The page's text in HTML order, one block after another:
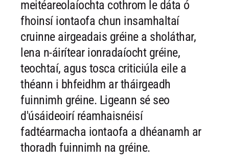
meitéareolaíochta cothrom le dáta ó
fhoinsí iontaofa chun insamhaltaí
cruinne airgeadais gréine a sholáthar,
lena n-áirítear ionradaíocht gréine,
teochtaí, agus tosca criticiúla eile a
théann i bhfeidhm ar tháirgeadh
fuinnimh gréine. Ligeann sé seo
d'úsáideoirí réamhaisnéisí
fadtéarmacha iontaofa a dhéanamh ar
thoradh fuinnimh na gréine.